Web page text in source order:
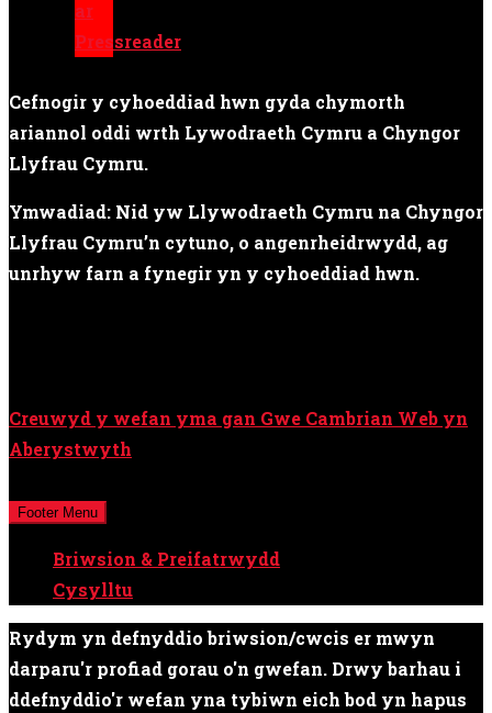
Cefnogir y cyhoeddiad hwn gyda chymorth
ariannol oddi wrth Lywodraeth Cymru a Chyngor
Llyfrau Cymru.
Ymwadiad: Nid yw Llywodraeth Cymru na Chyngor
Llyfrau Cymru’n cytuno, o angenrheidrwydd, ag
unrhyw farn a fynegir yn y cyhoeddiad hwn.
Creuwyd y wefan yma gan Gwe Cambrian Web yn
Aberystwyth
Footer Menu
Briwsion & Preifatrwydd
Cysylltu
Rydym yn defnyddio briwsion/cwcis er mwyn
darparu'r profiad gorau o'n gwefan. Drwy barhau i
ddefnyddio'r wefan yna tybiwn eich bod yn hapus